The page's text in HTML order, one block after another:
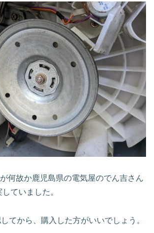
何故か鹿児島県の電気屋のでん吉さん
ていました。
てから、購入した方がいいでしょう。